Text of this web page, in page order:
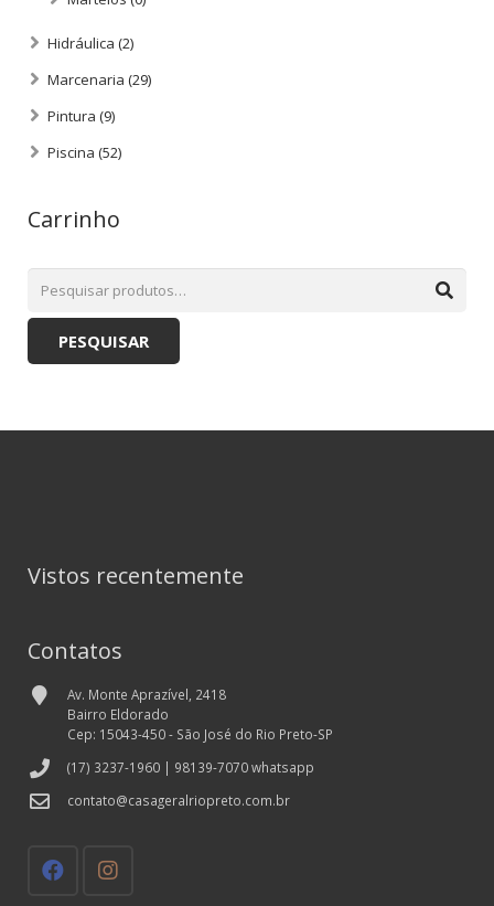
Hidráulica (2)
Marcenaria (29)
Pintura (9)
Piscina (52)
Carrinho
PESQUISAR
Vistos recentemente
Contatos
Av. Monte Aprazível, 2418
Bairro Eldorado
Cep: 15043-450 - São José do Rio Preto-SP
(17) 3237-1960 | 98139-7070 whatsapp
contato@casageralriopreto.com.br